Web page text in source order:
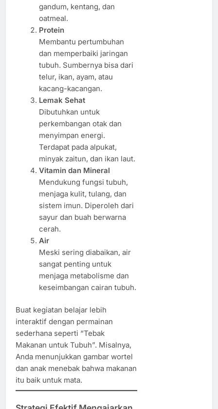
gandum, kentang, dan
oatmeal.
Protein
Membantu pertumbuhan
dan memperbaiki jaringan
tubuh. Sumbernya bisa dari
telur, ikan, ayam, atau
kacang-kacangan.
Lemak Sehat
Dibutuhkan untuk
perkembangan otak dan
menyimpan energi.
Terdapat pada alpukat,
minyak zaitun, dan ikan laut.
Vitamin dan Mineral
Mendukung fungsi tubuh,
menjaga kulit, tulang, dan
sistem imun. Diperoleh dari
sayur dan buah berwarna
cerah.
Air
Meski sering diabaikan, air
sangat penting untuk
menjaga metabolisme dan
keseimbangan cairan tubuh.
Buat kegiatan belajar lebih
interaktif dengan permainan
sederhana seperti “Tebak
Makanan untuk Tubuh”. Misalnya,
Anda menunjukkan gambar wortel
dan anak menebak bahwa makanan
itu baik untuk mata.